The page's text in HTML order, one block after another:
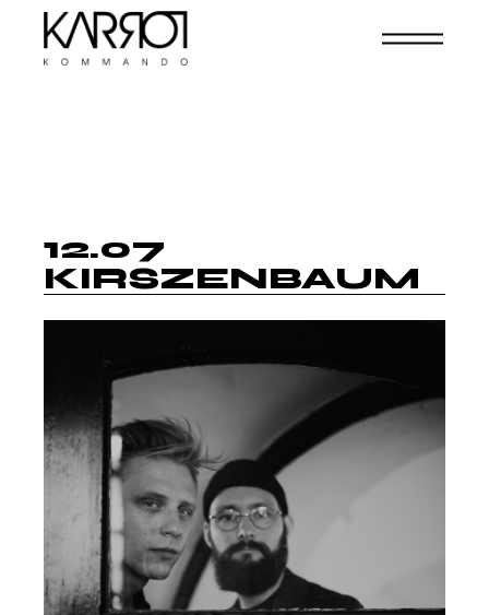
12.07
KIRSZENBAUM